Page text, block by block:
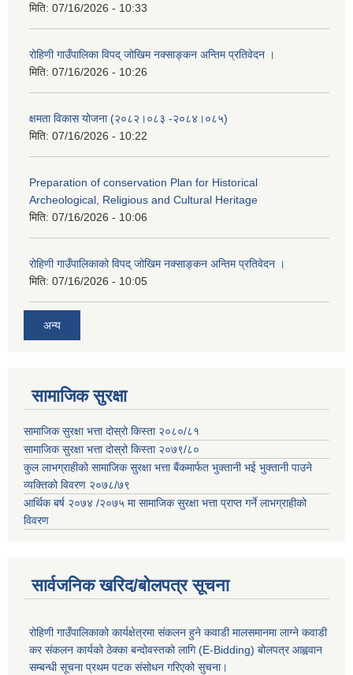
मिति: 07/16/2026 - 10:33
रोहिणी गाउँपालिका विपद् जोखिम नक्साङ्कन अन्तिम प्रतिवेदन ।
मिति: 07/16/2026 - 10:26
क्षमता विकास योजना (२०८२।०८३‍ -२०८४।०८५)
मिति: 07/16/2026 - 10:22
Preparation of conservation Plan for Historical
Archeological, Religious and Cultural Heritage
मिति: 07/16/2026 - 10:06
रोहिणी गाउँपालिकाको विपद् जोखिम नक्साङ्कन अन्तिम प्रतिवेदन ।
मिति: 07/16/2026 - 10:05
अन्य
सामाजिक सुरक्षा
सामाजिक सुरक्षा भत्ता दोस्रो किस्ता २०८०/८१
सामाजिक सुरक्षा भत्ता दोस्रो किस्ता २०७९/८०
कुल लाभग्राहीको सामाजिक सुरक्षा भत्ता बैंकमार्फत भुक्तानी भई भुक्तानी पाउने
व्यक्तिको विवरण २०७८/७९
आर्थिक बर्ष २०७४ /२०७५ मा सामाजिक सुरक्षा भत्ता प्राप्त गर्ने लाभग्राहीको
विवरण
सार्वजनिक खरिद/बोलपत्र सूचना
रोहिणी गाउँपालिकाको कार्यक्षेत्रमा संकलन हुने कवाडी मालसमानमा लाग्ने कवाडी
कर संकलन कार्यको ठेक्का बन्दोवस्तको लागि (E-Bidding) बोलपत्र आह्ववान
सम्बन्धी सूचना प्रथम पटक संसोधन गरिएको सुचना।